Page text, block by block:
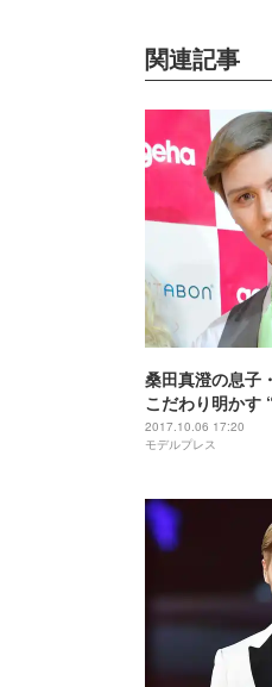
関連記事
桑田真澄の息子
こだわり明かす
ニング
2017.10.06 17:20
モデルプレス